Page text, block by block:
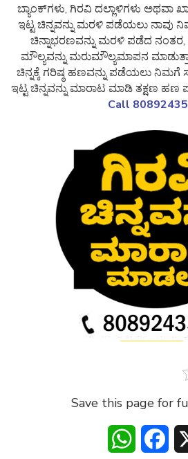
ಬ್ಯಾಂಕ್‌ಗಳು, ಗಿರವಿ ದಲ್ಲಾಳಿಗಳು ಅಥವಾ
ಇಟ್ಟ ಚಿನ್ನವನ್ನು ಮರಳಿ ಪಡೆಯಲು ನಾವು
ಚಿನ್ನಾಭರಣವನ್ನು ಮರಳಿ ಪಡೆದ
ಮೌಲ್ಯವನ್ನು ಮರುಮೌಲ್ಯಮಾಪನ
ಚಿನ್ನಕ್ಕೆ ಗರಿಷ್ಠ ಹಣವನ್ನು ಪಡೆಯಲು ನಿಮಗೆ
ಇಟ್ಟ ಚಿನ್ನವನ್ನು ಮಾರಾಟ ಮಾಡಿ ತಕ್ಷಣ
Call
Save this page for